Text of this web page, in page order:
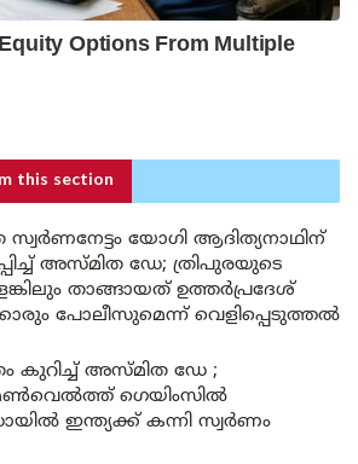
this section
സ്വർണനേട്ടം യോഗി ആദിത്യനാഥിന്
അസ്മിത ഡേ; ത്രിപുരയുടെ
താങ്ങായത് ഉത്തർപ്രദേശ്
പോലീസുമെന്ന് വെളിപ്പെടുത്തൽ
കുറിച്ച് അസ്മിത ഡേ ;
ഗെയിംസിൽ
ഇന്ത്യക്ക് കന്നി സ്വർണം